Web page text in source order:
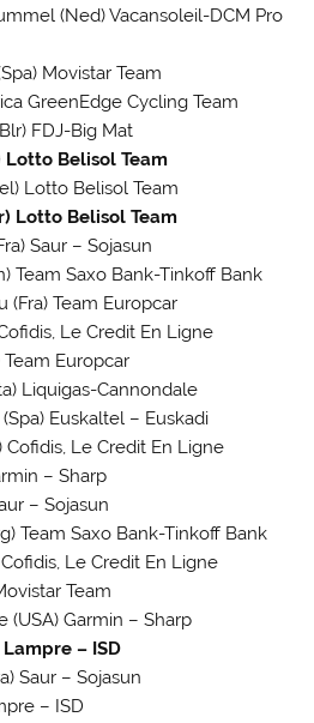
(Ned) Vacansoleil-DCM Pro
Movistar Team
GreenEdge Cycling Team
FDJ-Big Mat
Lotto Belisol Team
Lotto Belisol Team
Lotto Belisol Team
Saur – Sojasun
Team Saxo Bank-Tinkoff Bank
(Fra) Team Europcar
Le Credit En Ligne
Team Europcar
Liquigas-Cannondale
Euskaltel – Euskadi
Cofidis, Le Credit En Ligne
– Sharp
– Sojasun
Team Saxo Bank-Tinkoff Bank
Le Credit En Ligne
Team
(USA) Garmin – Sharp
– ISD
Saur – Sojasun
– ISD